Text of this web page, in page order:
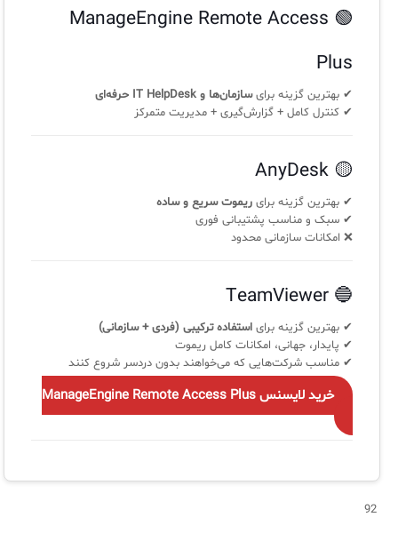
🟢 ManageEngine Remote Access
Plus
✔ بهترین گزینه برایسازمان‌ها و IT HelpDesk حرفه‌ای
✔ کنترل کامل + گزارش‌گیری + مدیریت متمرکز
🟡 AnyDesk
✔ بهترین گزینه برای ریموت سریع و ساده
✔ سبک و مناسب پشتیبانی فوری
❌ امکانات سازمانی محدود
🔵 TeamViewer
✔ بهترین گزینه برای استفاده ترکیبی (فردی + سازمانی)
✔ پایدار، جهانی، امکانات کامل ریموت
✔ مناسب شرکت‌هایی که می‌خواهند بدون دردسر شروع کنند
خرید لایسنس ManageEngine Remote Access Plus
92